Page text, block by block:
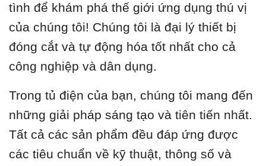
tình để khám phá thế giới ứng dụng thú vị
của chúng tôi! Chúng tôi là đại lý thiết bị
đóng cắt và tự động hóa tốt nhất cho cả
công nghiệp và dân dụng.
Trong tủ điện của bạn, chúng tôi mang đến
những giải pháp sáng tạo và tiên tiến nhất.
Tất cả các sản phẩm đều đáp ứng được
các tiêu chuẩn về kỹ thuật, thông số và